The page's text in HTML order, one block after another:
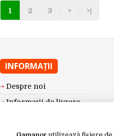
1 2 3 > >|
INFORMAŢII
Despre noi
Informații de livrare